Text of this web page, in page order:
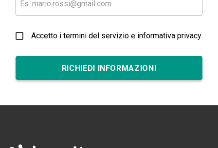
Accetto i termini del servizio e informativa privacy
RICHIEDI INFORMAZIONI